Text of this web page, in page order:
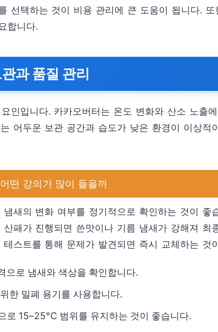
선택하는 것이 비용 관리에 큰 도움이 됩니다.
합니다.
과 품질 관리
인입니다. 카카오버터는 온도 변화와 산소 노출
어두운 보관 공간과 습도가 낮은 환경이 이상
떤 강의가 많이 들을까
새의 변화 여부를 정기적으로 확인하는 것이
패가 진행되면 쓴맛이나 기름 냄새가 강해져
스트를 통해 문제가 발견되면 즉시 교체하는 것
으로 냄새와 색상을 확인합니다.
한 밀폐 용기를 사용합니다.
로 15–25°C 범위를 유지하는 것이 좋습니다.